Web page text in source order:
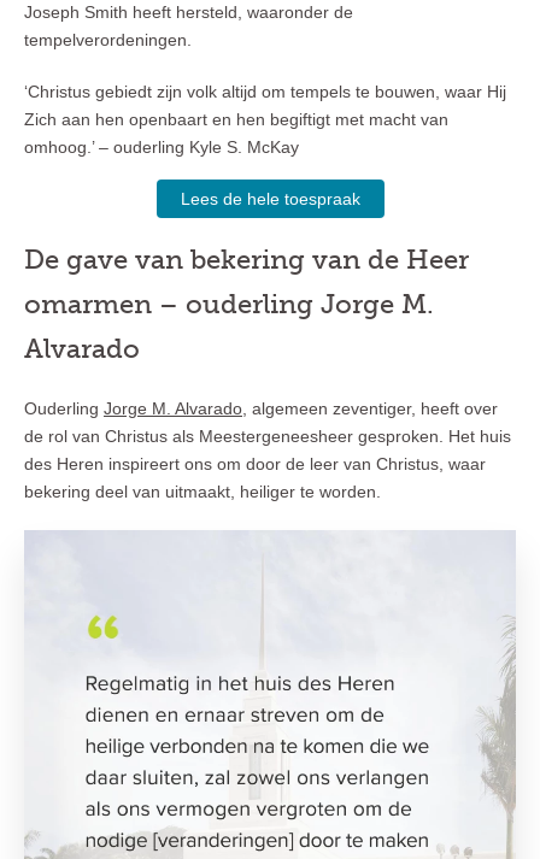
Joseph Smith heeft hersteld, waaronder de
tempelverordeningen.
‘Christus gebiedt zijn volk altijd om tempels te bouwen, waar Hij
Zich aan hen openbaart en hen begiftigt met macht van
omhoog.’ – ouderling Kyle S. McKay
Lees de hele toespraak
De gave van bekering van de Heer
omarmen – ouderling Jorge M.
Alvarado
Ouderling Jorge M. Alvarado , algemeen zeventiger, heeft over
de rol van Christus als Meestergeneesheer gesproken. Het huis
des Heren inspireert ons om door de leer van Christus, waar
bekering deel van uitmaakt, heiliger te worden.